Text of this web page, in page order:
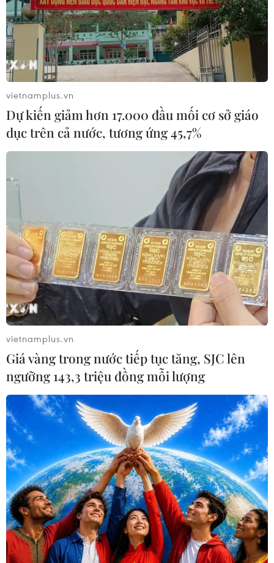
Cận cảnh chiến thắng của đội
tuyển Việt Nam trước Malaysia
23/11/2016 11:14
Đội tuyển Việt Nam của huấn luyện viên Nguyễn Hữu
Thắng quyết đánh bại Malaysia để tranh tấm vé vào
bán kết giải bóng đá AFF Cup 2016 sớm 1 lượt trận tại
bảng B, tổ chức tại Myanmar.
Báo chí Malaysia đổ lỗi cho hàng hậu vệ
vietnamplus.vn
Dự kiến giảm hơn 17.000 đầu mối cơ sở giáo
dục trên cả nước, tương ứng 45,7%
vietnamplus.vn
Giá vàng trong nước tiếp tục tăng, SJC lên
ngưỡng 143,3 triệu đồng mỗi lượng